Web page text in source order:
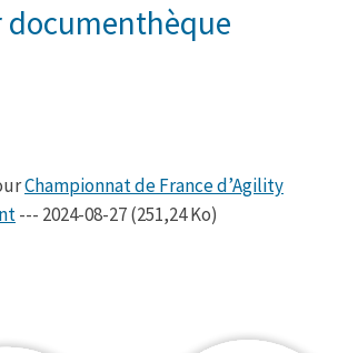
documenthèque
Championnat de France d’Agility
--- 2024-08-27 (251,24 Ko)